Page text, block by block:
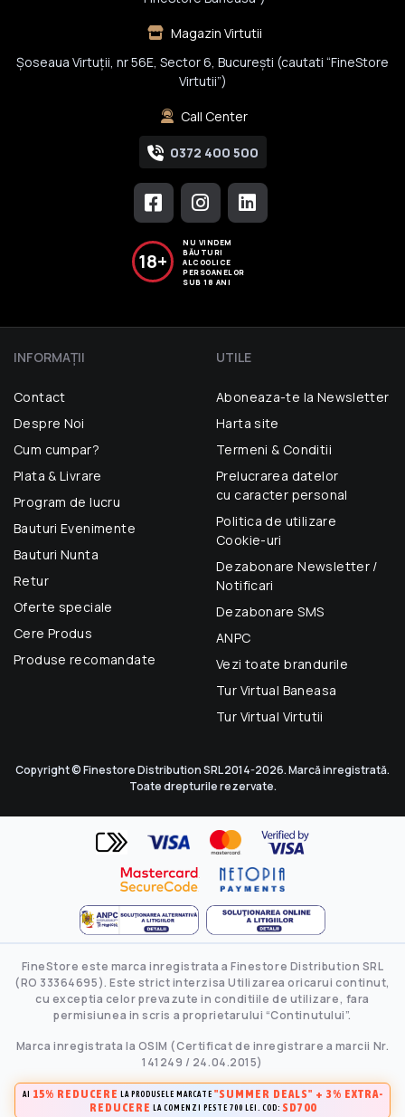
Magazin Virtutii
Șoseaua Virtuții, nr 56E, Sector 6, București (cautati “FineStore
Virtutii”)
Call Center
0372 400 500
18+
NU VINDEM
BĂUTURI
ALCOOLICE
PERSOANELOR
SUB 18 ANI
INFORMAŢII
Contact
Despre Noi
Cum cumpar?
Plata & Livrare
Program de lucru
Bauturi Evenimente
Bauturi Nunta
Retur
Oferte speciale
Cere Produs
Produse recomandate
UTILE
Aboneaza-te la Newsletter
Harta site
Termeni & Conditii
Prelucrarea datelor
cu caracter personal
Politica de utilizare
Cookie-uri
Dezabonare Newsletter /
Notificari
Dezabonare SMS
ANPC
Vezi toate brandurile
Tur Virtual Baneasa
Tur Virtual Virtutii
Copyright © Finestore Distribution SRL 2014-2026. Marcă inregistrată.
Toate drepturile rezervate.
FineStore este marca inregistrata a Finestore Distribution SRL
(RO 33364695). Este strict interzisa Utilizarea oricarui continut,
cu exceptia celor prevazute in conditiile de utilizare, fara
permisiunea in scris a proprietarului “Continutului”.
Marca inregistrata la OSIM (Certificat de inregistrare a marcii Nr.
141249 / 24.04.2015)
AI 15% REDUCERE LA PRODUSELE MARCATE "SUMMER DEALS" + 3% EXTRA-
REDUCERE LA COMENZI PESTE 700 LEI. COD: SD700